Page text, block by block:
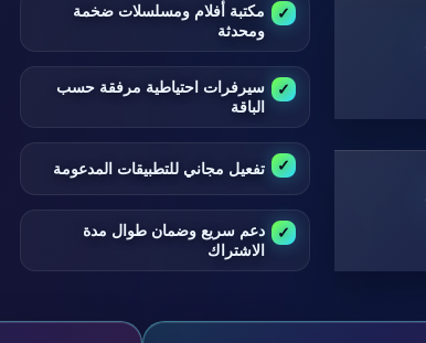
مكتبة أفلام ومسلسلات ضخمة
ومحدثة
سيرفرات احتياطية مرفقة حسب
الباقة
تفعيل مجاني للتطبيقات المدعومة
دعم سريع وضمان طوال مدة
الاشتراك